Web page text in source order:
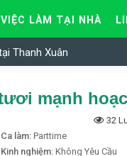
VIỆC LÀM TẠI NHÀ
Thanh Xuân
32
Ca làm: Parttime
Kinh nghiệm: Không Yêu Cầu